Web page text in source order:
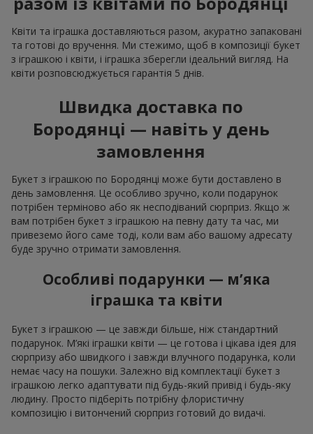
Квіти та іграшка доставляються разом, акуратно запаковані
та готові до вручення. Ми стежимо, щоб в композиції букет
з іграшкою і квіти, і іграшка зберегли ідеальний вигляд. На
квіти розповсюджується гарантія 5 днів.
Швидка доставка по
Бородянці — навіть у день
замовлення
Букет з іграшкою по Бородянці може бути доставлено в
день замовлення. Це особливо зручно, коли подарунок
потрібен терміново або як несподіваний сюрприз. Якщо ж
вам потрібен букет з іграшкою на певну дату та час, ми
привеземо його саме тоді, коли вам або вашому адресату
буде зручно отримати замовлення.
Особливі подарунки — м’яка
іграшка та квіти
Букет з іграшкою — це завжди більше, ніж стандартний
подарунок. М’які іграшки квіти — це готова і цікава ідея для
сюрпризу або швидкого і завжди влучного подарунка, коли
немає часу на пошуки. Залежно від комплектації букет з
іграшкою легко адаптувати під будь-який привід і будь-яку
людину. Просто підберіть потрібну флористичну
композицію і витончений сюрприз готовий до видачі.